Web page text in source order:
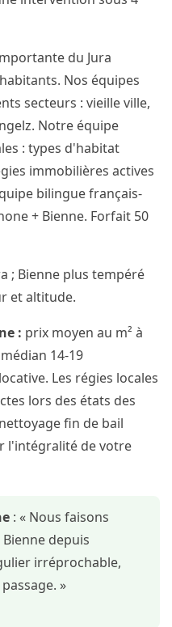
du Jura
Nos équipes
secteurs : vieille ville,
Notre équipe
: types d'habitat
immobilières actives
bilingue français-
+ Bienne. Forfait 50
; Bienne plus tempéré
et altitude.
: prix moyen au m² à
14-19
Les régies locales
lors des états des
fin de bail
l'intégralité de votre
: « Nous faisons
Bienne depuis
irréprochable,
»